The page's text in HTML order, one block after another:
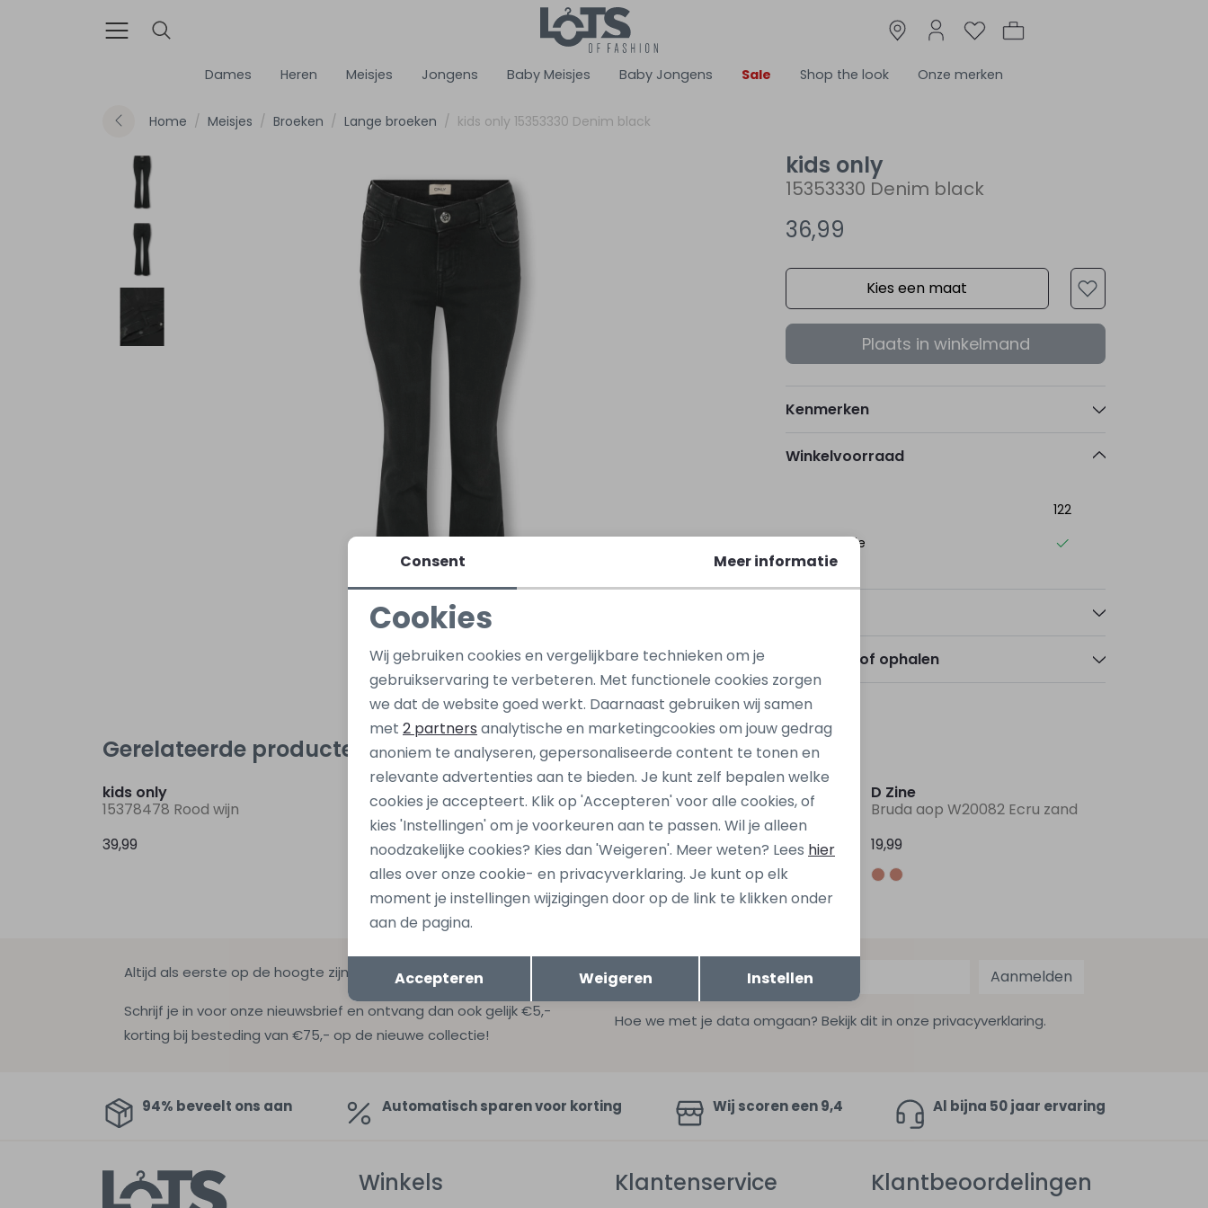
Dames Heren Meisjes Jongens Baby Meisjes Baby Jongens Sale Shop the look Onze merken
Home Meisjes Broeken Lange broeken kids only 15353330 Denim black
kids only
15353330 Denim black
36,99
Kies een maat
Plaats in winkelmand
Kenmerken
Winkelvoorraad
122
Hoogerheide
Bezorgen of ophalen
Gerelateerde producten
Nieuw
kids only
15378478 Rood wijn
39,99
Nieuw
kids only
15340439 Denim grey
39,99
Nieuw
kids only
15354522 Denim
39,99
D Zine
Bruda aop W20082 Ecru zand
19,99
Altijd als eerste op de hoogte zijn?
Schrijf je in voor onze nieuwsbrief en ontvang dan ook gelijk €5,-
korting bij besteding van €75,- op de nieuwe collectie!
Aanmelden
Hoe we met je data omgaan? Bekijk dit in onze privacyverklaring.
94% beveelt ons aan Automatisch sparen voor korting Wij scoren een 9,4 Al bijna 50 jaar ervaring
Winkels Klantenservice Klantbeoordelingen
Noodzakelijke cookies
Analytische cookies Marketing cookies
Terug Opslaan
Consent Meer informatie
Cookies
Wij gebruiken cookies en vergelijkbare technieken om je
gebruikservaring te verbeteren. Met functionele cookies zorgen
we dat de website goed werkt. Daarnaast gebruiken wij samen
met 2 partners analytische en marketingcookies om jouw gedrag
anoniem te analyseren, gepersonaliseerde content te tonen en
relevante advertenties aan te bieden. Je kunt zelf bepalen welke
cookies je accepteert. Klik op 'Accepteren' voor alle cookies, of
kies 'Instellingen' om je voorkeuren aan te passen. Wil je alleen
noodzakelijke cookies? Kies dan 'Weigeren'. Meer weten? Lees hier
alles over onze cookie- en privacyverklaring. Je kunt op elk
moment je instellingen wijzigingen door op de link te klikken onder
aan de pagina.
Accepteren Weigeren Instellen